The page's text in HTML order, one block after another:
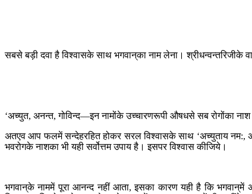
सबसे बड़ी दवा है विश्वासके साथ भगवान‍्का नाम लेना। श्रीधन्वन्तरिजीके
‘अच्युत, अनन्त, गोविन्द—इन नामोंके उच्चारणरूपी औषधसे सब रोगोंका
अतएव आप फलमें सन्देहरहित होकर सरल विश्वासके साथ ‘अच्युताय नम:,
भवरोगके नाशका भी यही सर्वोत्तम उपाय है। इसपर विश्वास कीजिये।
भगवान‍्के नाममें पूरा आनन्द नहीं आता, इसका कारण यही है कि भगवान‍्में